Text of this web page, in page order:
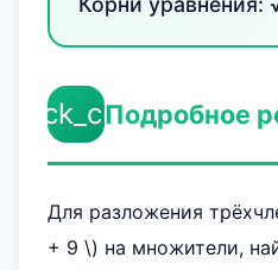
Подробное
Для разложения
+ 9 \) на множители,